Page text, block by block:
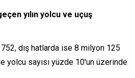
yılın yolcu ve uçuş
dış hatlarda ise 8 milyon 125
yolcu sayısı yüzde 10'un üzerinde